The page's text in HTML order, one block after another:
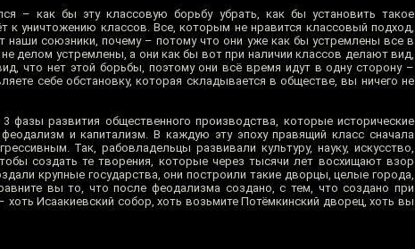
– как бы эту классовую борьбу убрать, как бы установить такое
к уничтожению классов. Все, которым не нравится классовый подход,
наши союзники, почему – потому что они уже как бы устремлены все в
делом устремлены, а они как бы вот при наличии классов делают вид,
что нет этой борьбы, поэтому они всё время идут в одну сторону –
себе обстановку, которая складывается в обществе, вы ничего не
фазы развития общественного производства, которые исторические
и капитализм. В каждую эту эпоху правящий класс сначала
Так, рабовладельцы развивали культуру, науку, искусство,
создать те творения, которые через тысячи лет восхищают взор
крупные государства, они построили такие дворцы, целые города,
вы то, что после феодализма создано, с тем, что создано при
Исаакиевский собор, хоть возьмите Потёмкинский дворец, хоть вы